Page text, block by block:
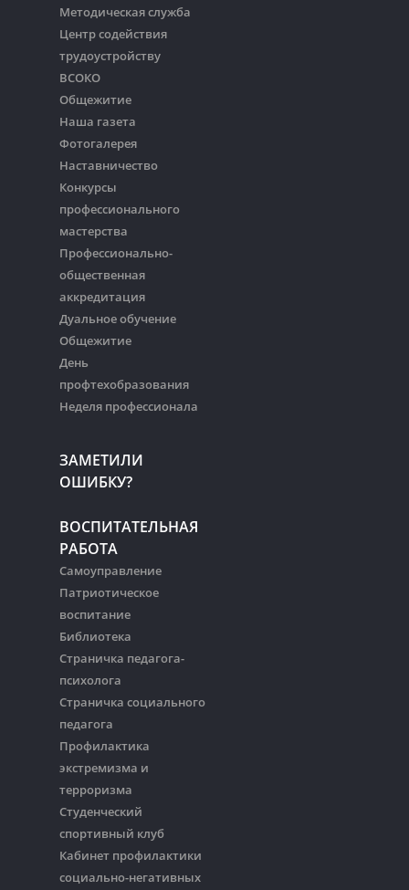
Методическая служба
Центр содействия
трудоустройству
ВСОКО
Общежитие
Наша газета
Фотогалерея
Наставничество
Конкурсы
профессионального
мастерства
Профессионально-
общественная
аккредитация
Дуальное обучение
Общежитие
День
профтехобразования
Неделя профессионала
ЗАМЕТИЛИ
ОШИБКУ?
ВОСПИТАТЕЛЬНАЯ
РАБОТА
Самоуправление
Патриотическое
воспитание
Библиотека
Страничка педагога-
психолога
Страничка социального
педагога
Профилактика
экстремизма и
терроризма
Студенческий
спортивный клуб
Кабинет профилактики
социально-негативных